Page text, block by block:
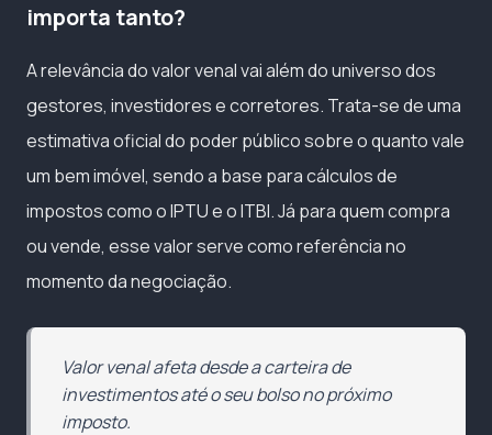
importa tanto?
A relevância do valor venal vai além do universo dos
gestores, investidores e corretores. Trata-se de uma
estimativa oficial do poder público sobre o quanto vale
um bem imóvel, sendo a base para cálculos de
impostos como o IPTU e o ITBI. Já para quem compra
ou vende, esse valor serve como referência no
momento da negociação.
Valor venal afeta desde a carteira de
investimentos até o seu bolso no próximo
imposto.